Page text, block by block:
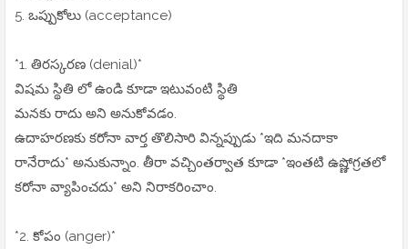
5. ఒప్పుకోలు (acceptance)
*1. తిరస్కరణ (denial)*
విషమ స్థితి లో ఉండి కూడా ఇటువంటి స్థితి
మనకు రాదు అని అనుకోవడం.
ఉదాహరణకు కరోనా వార్త తొలిసారి విన్నప్పుడు *ఇది మనదాకా
రానేరాదు* అనుకున్నాం. తీరా వచ్చింతర్వాత కూడా *ఇంతటి ఉష్ణోగ్రతలో
కరోనా వ్యాపించదు* అని నిరాకరించాం.
*2. కోపం (anger)*